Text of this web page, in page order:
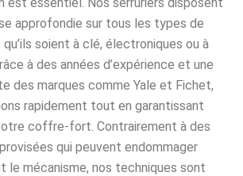
approfondie sur tous les types de
soient à clé, électroniques ou à
à des années d’expérience et une
des marques comme Yale et Fichet,
rapidement tout en garantissant
coffre-fort. Contrairement à des
qui peuvent endommager
le mécanisme, nos techniques sont